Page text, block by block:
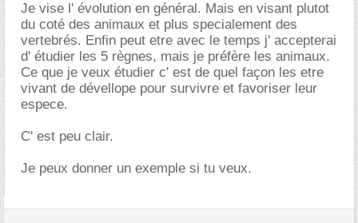
Je vise l' évolution en général. Mais en visant plutot
du coté des animaux et plus specialement des
vertebrés. Enfin peut etre avec le temps j' accepterai
d' étudier les 5 règnes, mais je préfère les animaux.
Ce que je veux étudier c' est de quel façon les etre
vivant de dévellope pour survivre et favoriser leur
espece.
C' est peu clair.
Je peux donner un exemple si tu veux.